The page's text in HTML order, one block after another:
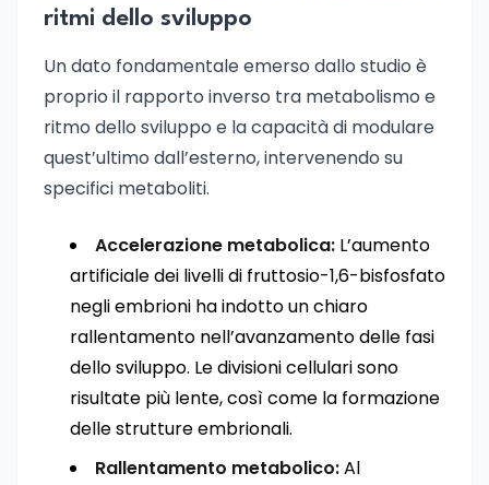
ritmi dello sviluppo
Un dato fondamentale emerso dallo studio è
proprio il rapporto inverso tra metabolismo e
ritmo dello sviluppo e la capacità di modulare
quest’ultimo dall’esterno, intervenendo su
specifici metaboliti.
Accelerazione metabolica: L’aumento
artificiale dei livelli di fruttosio-1,6-bisfosfato
negli embrioni ha indotto un chiaro
rallentamento nell’avanzamento delle fasi
dello sviluppo. Le divisioni cellulari sono
risultate più lente, così come la formazione
delle strutture embrionali.
Rallentamento metabolico:Al